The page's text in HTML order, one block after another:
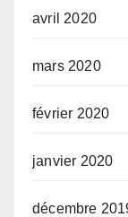
avril 2020
mars 2020
février 2020
janvier 2020
décembre